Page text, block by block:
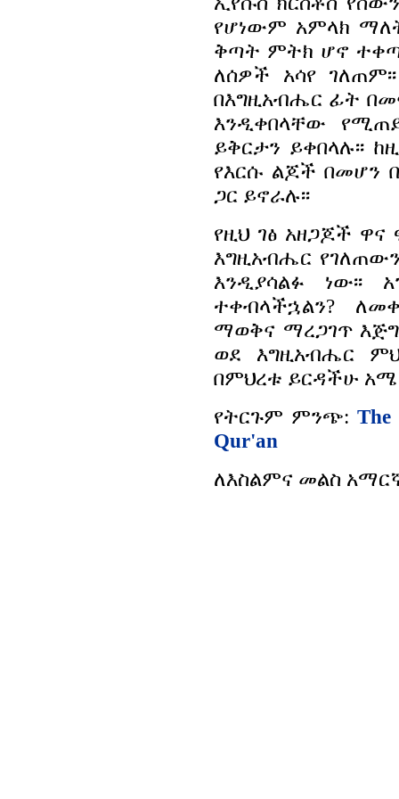
የሆነውም አምላክ
ቅጣት ምትክ ሆኖ
ለሰዎች አሳየ
በእግዚአብሔር ፊት
እንዲቀበላቸው
ይቅርታን ይቀበላሉ፡፡
የእርሱ ልጆች በመሆን
ጋር ይኖራሉ፡፡
የዚህ ገፅ አዘጋጆች
እግዚአብሔር
እንዲያሳልፉ ነው፡፡
ተቀብላችኋልን?
ማወቅና ማረጋገጥ
ወደ እግዚአብሔር
በምህረቱ ይርዳችሁ
የትርጉም ምንጭ:The
Qur'an
ለእስልምና መልስ